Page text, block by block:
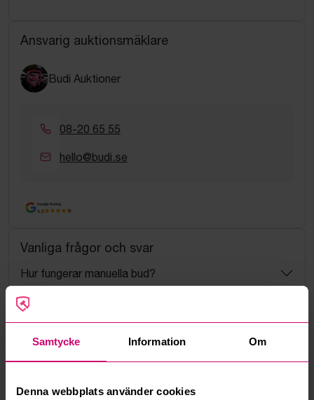
Samtycke Information Om
Denna webbplats använder cookies
Ansvarig auktionsmäklare
Budi Auktioner
08-20 65 55
hello@budi.se
Google Rating
4.5
Vanliga frågor och svar
Hur fungerar manuella bud?
Vad innebär serviceavgift?
Vad är ett reservationspris?
Hur fungerar maxbud?